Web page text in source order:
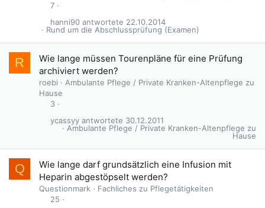
7
Rund um die Abschlussprüfung (Examen)
22.10.2014
hanni90
R
Wie lange müssen Tourenpläne für eine Prüfung
archiviert werden?
roebi
Ambulante Pflege / Private Kranken-Altenpflege zu
Hause
3
Ambulante Pflege / Private Kranken-Altenpflege zu
Hause
30.12.2011
ycassyy
Q
Wie lange darf grundsätzlich eine Infusion mit
Heparin abgestöpselt werden?
Questionmark
Fachliches zu Pflegetätigkeiten
25